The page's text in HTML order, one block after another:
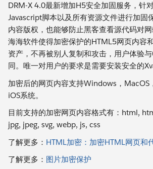
DRM-X 4.0最新增加H5安全加固服务，针对
Javascript脚本以及所有资源文件进行加固
内容版权，也能够防止黑客查看源代码对网
海海软件使得加密保护的HTML5网页内容
资产，不再被别人复制和攻击，用户体验
同。唯一对用户的要求是需要安装安全的
加密后的网页内容支持Windows，MacOS
iOS系统。
目前支持的加密网页内容格式有：html,
jpg, jpeg, svg, webp, js, css
了解更多： HTML加密：加密HTML网页和
了解更多： 图片加密保护